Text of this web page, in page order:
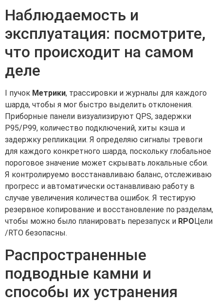
Наблюдаемость и
эксплуатация: посмотрите,
что происходит на самом
деле
I пучок Метрики, трассировки и журналы для каждого
шарда, чтобы я мог быстро выделить отклонения.
Приборные панели визуализируют QPS, задержки
P95/P99, количество подключений, хиты кэша и
задержку репликации. Я определяю сигналы тревоги
для каждого конкретного шарда, поскольку глобальное
пороговое значение может скрывать локальные сбои.
Я контролируемо восстанавливаю баланс, отслеживаю
прогресс и автоматически останавливаю работу в
случае увеличения количества ошибок. Я тестирую
резервное копирование и восстановление по разделам,
чтобы можно было планировать перезапуск и RPOЦели
/RTO безопасны.
Распространенные
подводные камни и
способы их устранения